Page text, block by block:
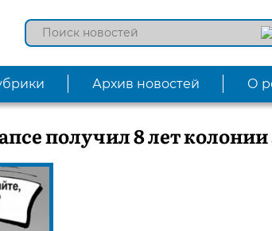
Архив новостей О
получил 8 лет колонии